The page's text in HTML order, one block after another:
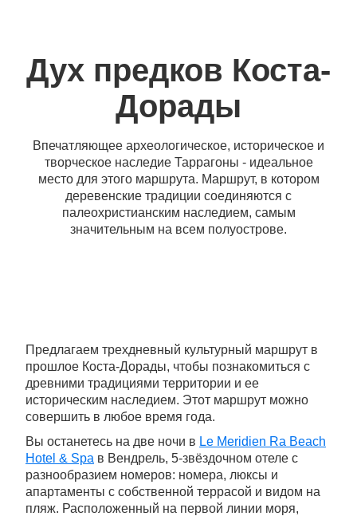
Дух предков Коста-
Дорады
Впечатляющее археологическое, историческое и
творческое наследие Таррагоны - идеальное
место для этого маршрута. Маршрут, в котором
деревенские традиции соединяются с
палеохристианским наследием, самым
значительным на всем полуострове.
Предлагаем трехдневный культурный маршрут в
прошлое Коста-Дорады, чтобы познакомиться с
древними традициями территории и ее
историческим наследием. Этот маршрут можно
совершить в любое время года.
Вы останетесь на две ночи в Le Meridien Ra Beach
Hotel & Spa в Вендрель, 5-звёздочном отеле с
разнообразием номеров: номера, люксы и
апартаменты с собственной террасой и видом на
пляж. Расположенный на первой линии моря,